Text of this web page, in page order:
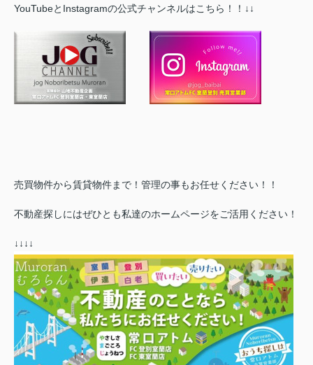
YouTubeとInstagramの公式チャンネルはこちら！！↓↓
売買物件から賃貸物件まで！管理の事もお任せください！！
不動産探しにはぜひとも私達のホームページをご活用ください！
↓↓↓↓